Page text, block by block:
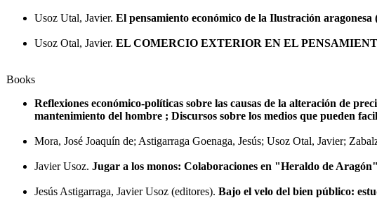
Usoz Utal, Javier. El pensamiento económico de la Ilustración
Usoz Otal, Javier. EL COMERCIO EXTERIOR EN EL
Books
Reflexiones económico-políticas sobre las causas de la alteración de
mantenimiento del hombre ; Discursos sobre los medios que pueden
Mora, José Joaquín de; Astigarraga Goenaga, Jesús; Usoz Otal, Javier;
Javier Usoz. Jugar a los monos: Colaboraciones en "Heraldo de
Jesús Astigarraga, Javier Usoz (editores). Bajo el velo del bien público: